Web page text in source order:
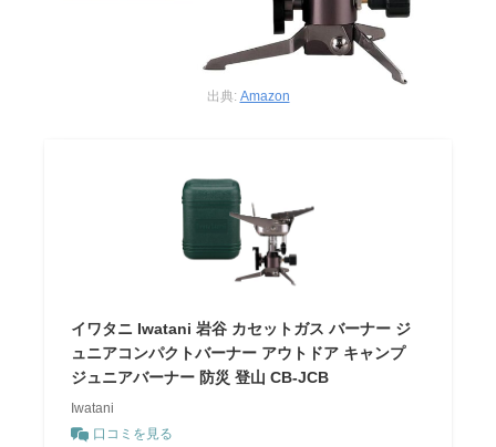
出典: Amazon
イワタニ Iwatani 岩谷 カセットガス バーナー ジ
ュニアコンパクトバーナー アウトドア キャンプ
ジュニアバーナー 防災 登山 CB-JCB
Iwatani
口コミを見る